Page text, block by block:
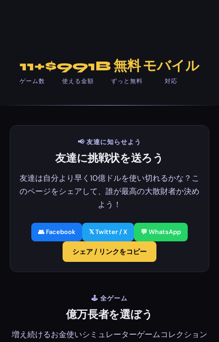
11+
ゲーム数
$991B
使える金額
無料
ずっと無料
モバイル
対応
📢 友達に知らせよう
友達に挑戦状を送ろう
友達は自分より早く10億ドルを使い切れるかな？こ
のページをシェアして、誰が最高の大散財者か決め
よう！
👥 Facebook 𝕏 Twitter / X 💬 WhatsApp
シェア / リンクをコピー
🕹️ 全ゲーム
億万長者を選ぼう
増え続けるお金使いシミュレーターゲームコレクション